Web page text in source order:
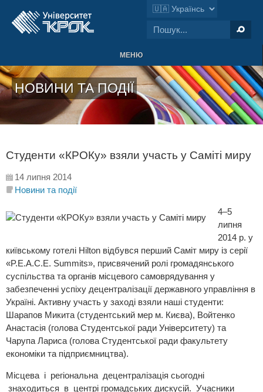
МЕНЮ
НОВИНИ ТА ПОДІЇ
Студенти «КРОКу» взяли участь у Саміті миру
14 липня 2014
Новини та події
4–5
липня
2014 р. у
київському готелі Hilton відбувся перший Саміт миру із серії
«P.E.A.C.E. Summits», присвячений ролі громадянського
суспільства та органів місцевого самоврядування у
забезпеченні успіху децентралізації державного управління в
Україні. Активну участь у заході взяли наші студенти:
Шарапов Микита (студентський мер м. Києва), Войтенко
Анастасія (голова Студентської ради Університету) та
Чарупа Лариса (голова Студентської ради факультету
економіки та підприємництва).
Місцева і регіональна децентралізація сьогодні
знаходиться в центрі громадських дискусій. Учасники